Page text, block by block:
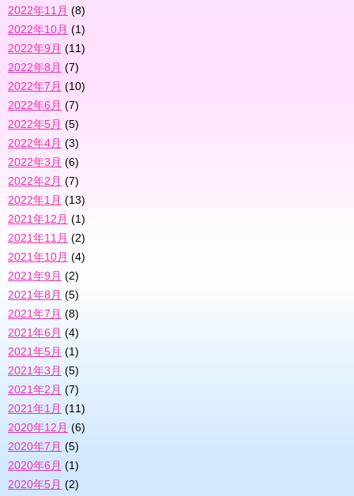
2022年11月 (8)
2022年10月 (1)
2022年9月 (11)
2022年8月 (7)
2022年7月 (10)
2022年6月 (7)
2022年5月 (5)
2022年4月 (3)
2022年3月 (6)
2022年2月 (7)
2022年1月 (13)
2021年12月 (1)
2021年11月 (2)
2021年10月 (4)
2021年9月 (2)
2021年8月 (5)
2021年7月 (8)
2021年6月 (4)
2021年5月 (1)
2021年3月 (5)
2021年2月 (7)
2021年1月 (11)
2020年12月 (6)
2020年7月 (5)
2020年6月 (1)
2020年5月 (2)